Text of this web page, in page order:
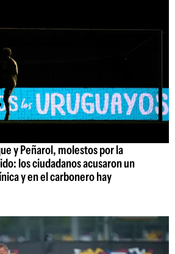
y Peñarol, molestos por la
los ciudadanos acusaron un
y en el carbonero hay